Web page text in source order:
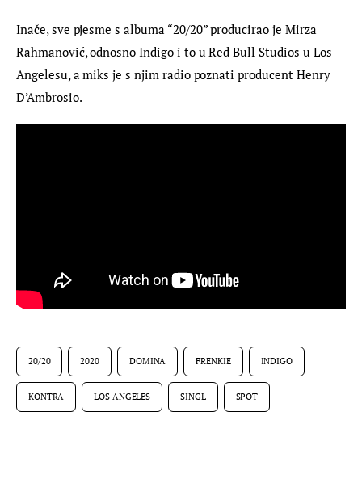
Inače, sve pjesme s albuma “20/20” producirao je Mirza
Rahmanović, odnosno Indigo i to u Red Bull Studios u Los
Angelesu, a miks je s njim radio poznati producent Henry
D’Ambrosio.
20/20 2020 DOMINA FRENKIE INDIGO
KONTRA LOS ANGELES SINGL SPOT